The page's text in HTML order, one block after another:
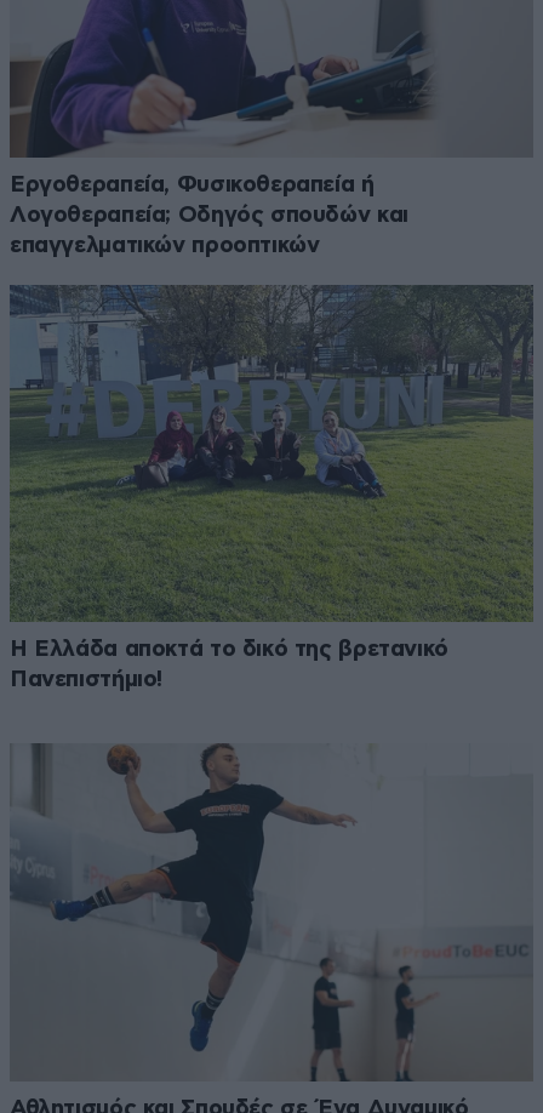
Εργοθεραπεία, Φυσικοθεραπεία ή
Λογοθεραπεία; Οδηγός σπουδών και
επαγγελματικών προοπτικών
Η Ελλάδα αποκτά το δικό της βρετανικό
Πανεπιστήμιο!